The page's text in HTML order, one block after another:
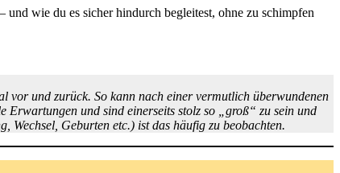
wie du es sicher hindurch begleitest, ohne zu schimpfen
vor und zurück. So kann nach einer vermutlich überwundenen
und sind einerseits stolz so „groß“ zu sein und
Geburten etc.) ist das häufig zu beobachten.